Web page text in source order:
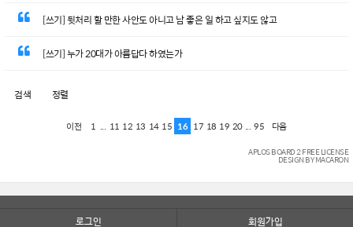
[쓰기] 뒷처리 할 만한 사안도 아니고 남 좋은 일 하고 싶지도 않고
[쓰기] 누가 20대가 아름답다 하였는가
검색 정렬
이전 1 ... 11 12 13 14 15 16 17 18 19 20 ... 95 다음
APLOS BOARD 2 FREE LICENSE
DESIGN BY MACARON
로그인 회원가입